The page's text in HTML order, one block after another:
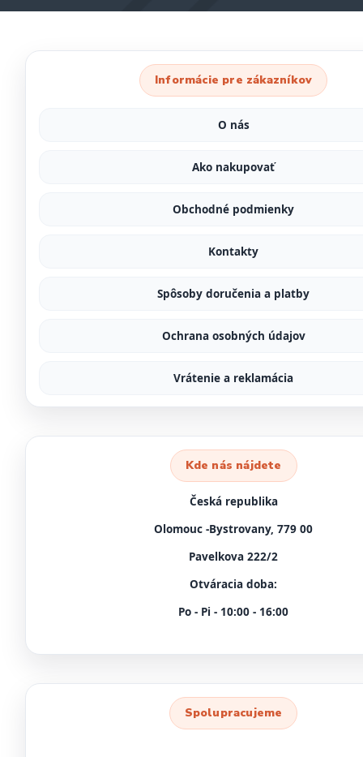
Informácie pre zákazníkov
O nás
Ako nakupovať
Obchodné podmienky
Kontakty
Spôsoby doručenia a platby
Ochrana osobných údajov
Vrátenie a reklamácia
Kde nás nájdete
Česká republika
Olomouc -Bystrovany, 779 00
Pavelkova 222/2
Otváracia doba:
Po - Pi - 10:00 - 16:00
Spolupracujeme